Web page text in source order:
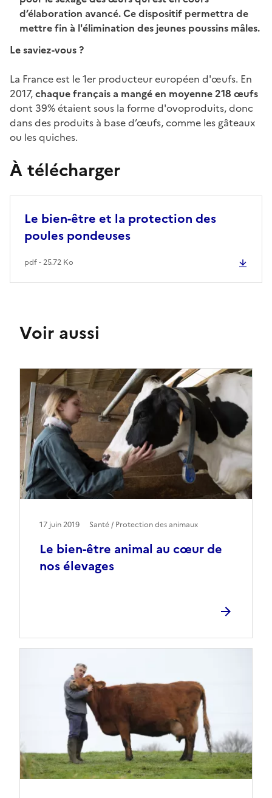
d’élaboration avancé. Ce dispositif permettra de
mettre fin à l'élimination des jeunes poussins mâles.
Le saviez-vous ?
La France est le 1er producteur européen d'œufs. En
2017,chaque français a mangé en moyenne 218 œufs
dont 39% étaient sous la forme d'ovoproduits, donc
dans des produits à base d’œufs, comme les gâteaux
ou les quiches.
À télécharger
Le bien-être et la protection des
poules pondeuses
pdf - 25.72 Ko
Voir aussi
Le bien-être animal au cœur de
nos élevages
17 juin 2019 Santé / Protection des animaux